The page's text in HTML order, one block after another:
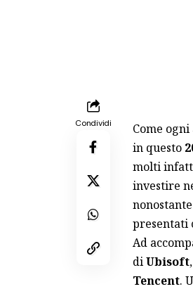
Condividi Come ogni
in questo
molti
investire
presentati
Ad
diUbisoft
Tencent.